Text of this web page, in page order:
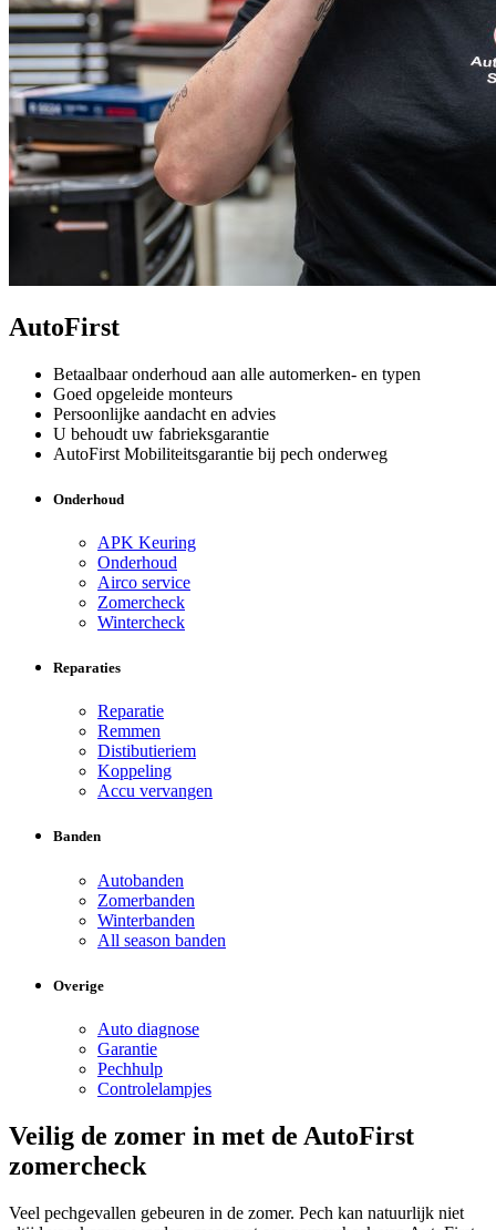
AutoFirst
Betaalbaar onderhoud aan alle automerken- en typen
Goed opgeleide monteurs
Persoonlijke aandacht en advies
U behoudt uw fabrieksgarantie
AutoFirst Mobiliteitsgarantie bij pech onderweg
Onderhoud
APK Keuring
Onderhoud
Airco service
Zomercheck
Wintercheck
Reparaties
Reparatie
Remmen
Distibutieriem
Koppeling
Accu vervangen
Banden
Autobanden
Zomerbanden
Winterbanden
All season banden
Overige
Auto diagnose
Garantie
Pechhulp
Controlelampjes
Veilig de zomer in met de AutoFirst
zomercheck
Veel pechgevallen gebeuren in de zomer. Pech kan natuurlijk niet